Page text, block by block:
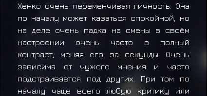
Хенко очень переменчивая личность. Она
по началу может казаться спокойной, но
на деле очень падка на смены в своём
настроении очень часто в полный
контраст, меняя его за секунды. Очень
зависима от чужого мнения и часто
подстраивается под других. При том по
началу чаще всего любую критику или